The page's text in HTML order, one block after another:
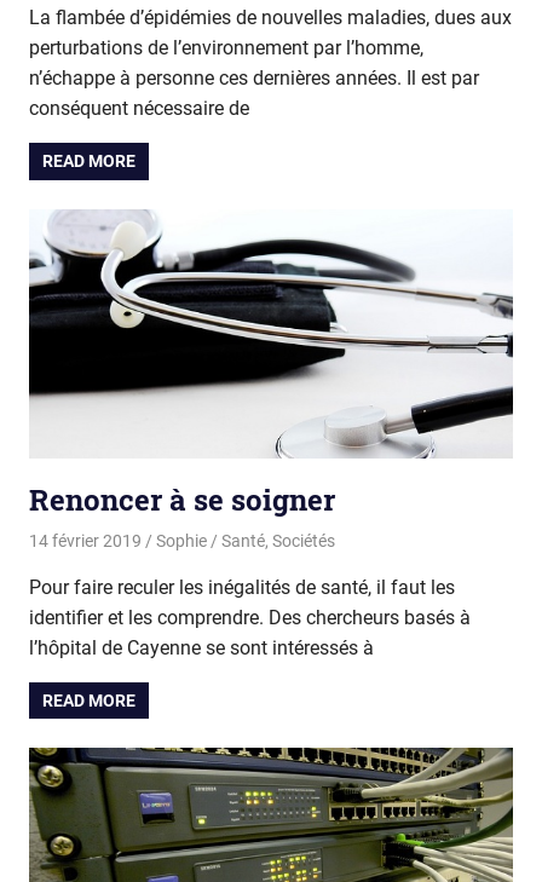
La flambée d’épidémies de nouvelles maladies, dues aux
perturbations de l’environnement par l’homme,
n’échappe à personne ces dernières années. Il est par
conséquent nécessaire de
READ MORE
Renoncer à se soigner
14 février 2019 Sophie Santé, Sociétés
Pour faire reculer les inégalités de santé, il faut les
identifier et les comprendre. Des chercheurs basés à
l’hôpital de Cayenne se sont intéressés à
READ MORE